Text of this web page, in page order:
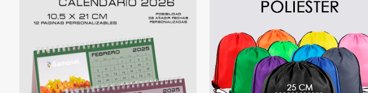
SELECCIONAR OPCIONES
DETALLES
SELECCIONAR OPCIONES
/
DETALLES